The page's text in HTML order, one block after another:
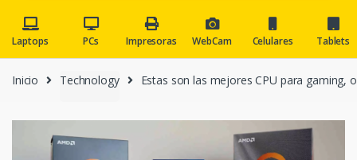
Laptops PCs Impresoras WebCam Celulares Tablets
Inicio Technology Estas son las mejores CPU para gaming,